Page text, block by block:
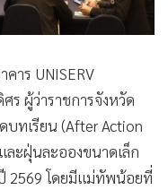
นำหน่วยงานทุกภาคส่วน
ฝุ่นควัน PM 2.5 ประจำ